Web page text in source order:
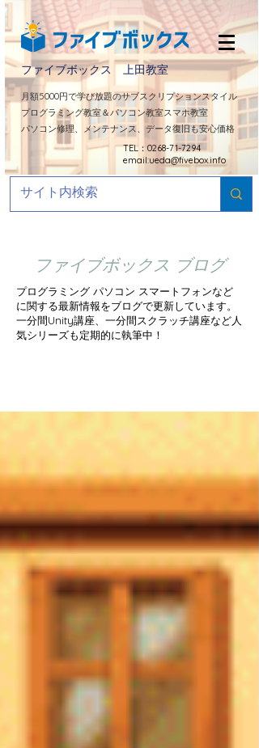
ファイブボックス 上田教室
​月額5000円で学び放題のサブスクリプションスタイル
プログラミング教室＆パソコン教室スマホ教室
パソコン修理、メンテナンス、データ復旧も安心価格
TEL：0268-71-7294
email:ueda@fivebox.info
ファイブボックス ブログ
プログラミング パソコン スマートフォンなど
に関する最新情報をブログで更新しています。
​一分間Unity講座、一分間スクラッチ講座など人
気シリーズも定期的に執筆中！